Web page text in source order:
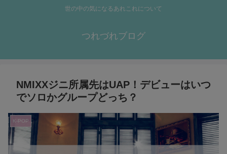
世の中の気になるあれこれについて
つれづれブログ
NMIXXジニ所属先はUAP！デビューはいつ
でソロかグループどっち？
K-POP